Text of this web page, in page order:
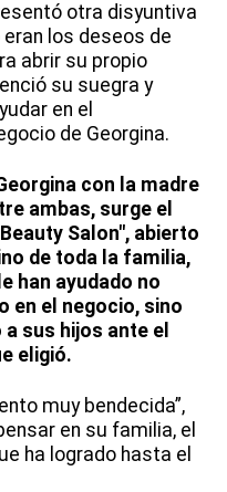
otra disyuntiva
los deseos de
abrir su propio
su suegra y
en el
de Georgina.
con la madre
ambas, surge el
Salon", abierto
de toda la familia,
han ayudado no
en el negocio, sino
sus hijos ante el
eligió.
muy bendecida”,
en su familia, el
ha logrado hasta el